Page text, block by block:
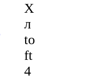
X
л
to
ft
4